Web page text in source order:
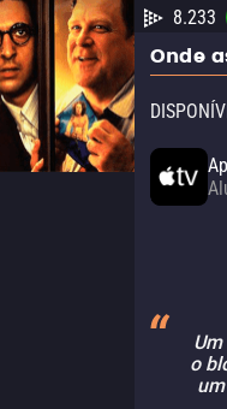
8.233
Onde
o